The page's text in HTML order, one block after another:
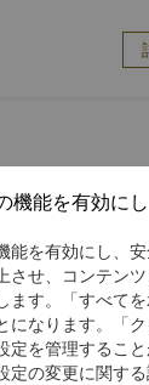
ング空間を
a world of
buffet,
local Tainan
機能を有効にし
能を有効にし、
させ、コンテン
ます。「すべて
になります。「
定を管理するこ
の変更に関する